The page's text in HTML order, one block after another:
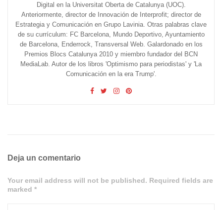
Digital en la Universitat Oberta de Catalunya (UOC).
Anteriormente, director de Innovación de Interprofit; director de
Estrategia y Comunicación en Grupo Lavinia. Otras palabras clave
de su currículum: FC Barcelona, Mundo Deportivo, Ayuntamiento
de Barcelona, Enderrock, Transversal Web. Galardonado en los
Premios Blocs Catalunya 2010 y miembro fundador del BCN
MediaLab. Autor de los libros 'Optimismo para periodistas' y 'La
Comunicación en la era Trump'.
Deja un comentario
Your email address will not be published. Required fields are
marked *